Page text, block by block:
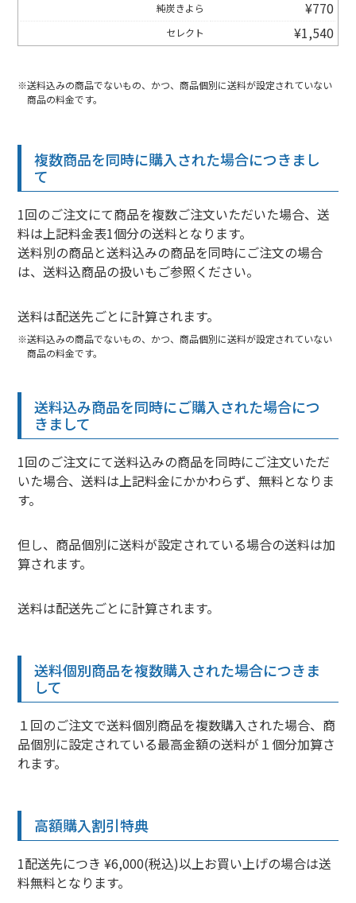
純炭きよら ¥770
セレクト ¥1,540
送料込みの商品でないもの、かつ、商品個別に送料が設定されていない
商品の料金です。
複数商品を同時に購入された場合につきまし
て
1回のご注文にて商品を複数ご注文いただいた場合、送
料は上記料金表1個分の送料となります。
送料別の商品と送料込みの商品を同時にご注文の場合
は、送料込商品の扱いもご参照ください。
送料は配送先ごとに計算されます。
送料込みの商品でないもの、かつ、商品個別に送料が設定されていない
商品の料金です。
送料込み商品を同時にご購入された場合につ
きまして
1回のご注文にて送料込みの商品を同時にご注文いただ
いた場合、送料は上記料金にかかわらず、無料となりま
す。
但し、商品個別に送料が設定されている場合の送料は加
算されます。
送料は配送先ごとに計算されます。
送料個別商品を複数購入された場合につきま
して
１回のご注文で送料個別商品を複数購入された場合、商
品個別に設定されている最高金額の送料が１個分加算さ
れます。
高額購入割引特典
1配送先につき¥6,000(税込)以上お買い上げの場合は送
料無料となります。